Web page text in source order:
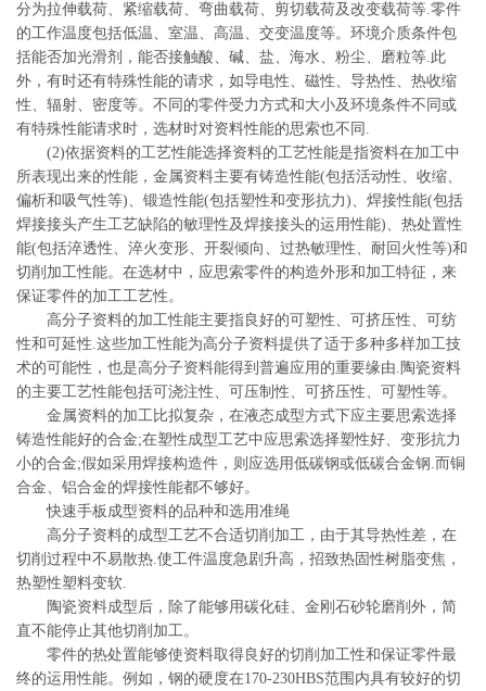
分为拉伸载荷、紧缩载荷、弯曲载荷、剪切载荷及改变载荷等.零件
的工作温度包括低温、室温、高温、交变温度等。环境介质条件包
括能否加光滑剂，能否接触酸、碱、盐、海水、粉尘、磨粒等.此
外，有时还有特殊性能的请求，如导电性、磁性、导热性、热收缩
性、辐射、密度等。不同的零件受力方式和大小及环境条件不同或
有特殊性能请求时，选材时对资料性能的思索也不同.
(2)依据资料的工艺性能选择资料的工艺性能是指资料在加工中
所表现出来的性能，金属资料主要有铸造性能(包括活动性、收缩、
偏析和吸气性等)、锻造性能(包括塑性和变形抗力)、焊接性能(包括
焊接接头产生工艺缺陷的敏理性及焊接接头的运用性能)、热处置性
能(包括淬透性、淬火变形、开裂倾向、过热敏理性、耐回火性等)和
切削加工性能。在选材中，应思索零件的构造外形和加工特征，来
保证零件的加工工艺性。
高分子资料的加工性能主要指良好的可塑性、可挤压性、可纺
性和可延性.这些加工性能为高分子资料提供了适于多种多样加工技
术的可能性，也是高分子资料能得到普遍应用的重要缘由.陶瓷资料
的主要工艺性能包括可浇注性、可压制性、可挤压性、可塑性等。
金属资料的加工比拟复杂，在液态成型方式下应主要思索选择
铸造性能好的合金;在塑性成型工艺中应思索选择塑性好、变形抗力
小的合金;假如采用焊接构造件，则应选用低碳钢或低碳合金钢.而铜
合金、铝合金的焊接性能都不够好。
快速手板成型资料的品种和选用准绳
高分子资料的成型工艺不合适切削加工，由于其导热性差，在
切削过程中不易散热.使工件温度急剧升高，招致热固性树脂变焦，
热塑性塑料变软.
陶瓷资料成型后，除了能够用碳化硅、金刚石砂轮磨削外，简
直不能停止其他切削加工。
零件的热处置能够使资料取得良好的切削加工性和保证零件最
终的运用性能。例如，钢的硬度在170-230HBS范围内具有较好的切